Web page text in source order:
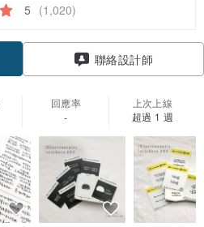
5 (1,020)
聯絡設計師
回應率
-
上次上線
超過 1 週